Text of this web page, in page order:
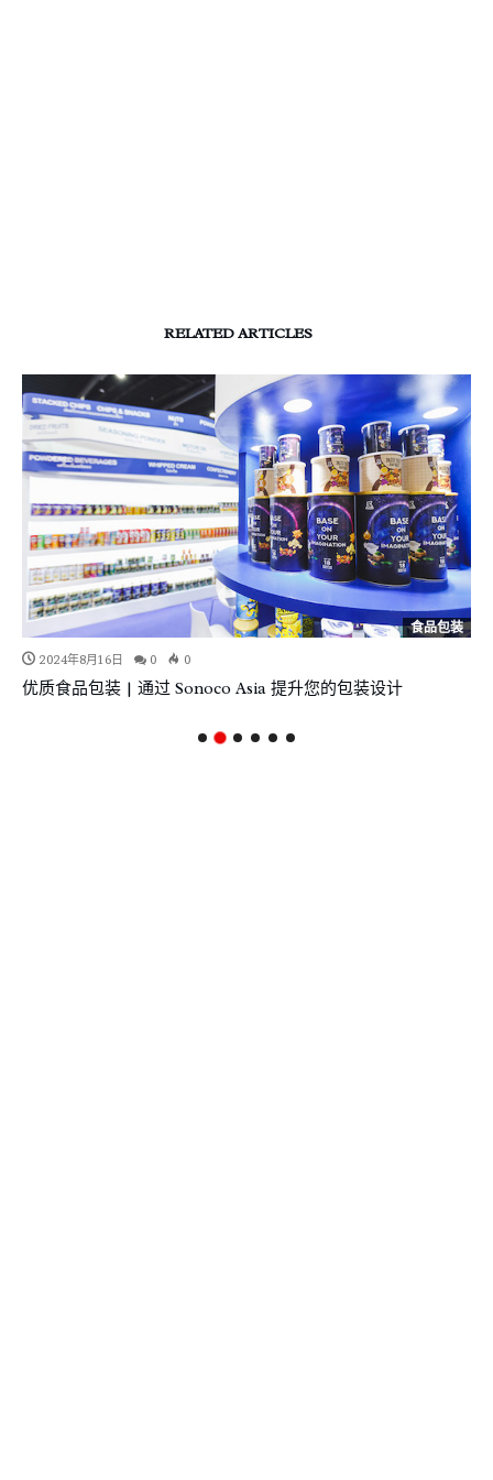
RELATED ARTICLES
食品包装
2024年8月16日 0 0
优质食品包装 | 通过 Sonoco Asia 提升您的包装设计